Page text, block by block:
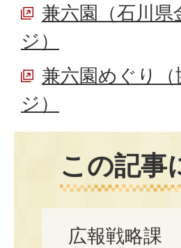
兼六園（石川
ジ）
兼六園めぐり
ジ）
この記事
広報戦略課